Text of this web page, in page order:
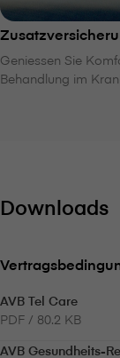
Geniessen Sie
Behandlung im
Downloads
AVB Tel Care
PDF / 80.2 KB
AVB Gesundheits-